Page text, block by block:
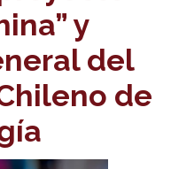
y
del
de